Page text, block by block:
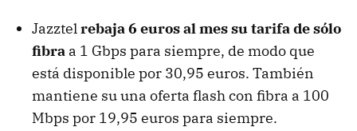
Jazztelrebaja 6 euros al mes su tarifa de sólo
fibra a 1 Gbps para siempre, de modo que
está disponible por 30,95 euros. También
mantiene su una oferta flash con fibra a 100
Mbps por 19,95 euros para siempre.